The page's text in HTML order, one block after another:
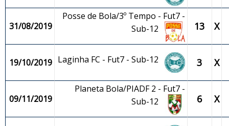
31/08/2019
Posse de Bola/3º Tempo - Fut7 -
Sub-12
13 X
19/10/2019 Laginha FC - Fut7 - Sub-12 3 X
09/11/2019
Planeta Bola/PIADF 2 - Fut7 -
Sub-12
6 X